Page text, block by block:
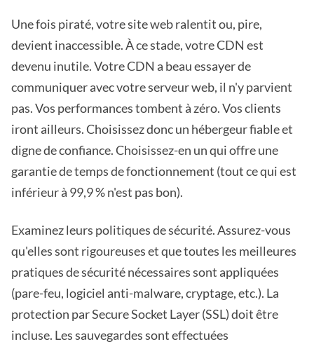
Une fois piraté, votre site web ralentit ou, pire,
devient inaccessible. À ce stade, votre CDN est
devenu inutile. Votre CDN a beau essayer de
communiquer avec votre serveur web, il n'y parvient
pas. Vos performances tombent à zéro. Vos clients
iront ailleurs. Choisissez donc un hébergeur fiable et
digne de confiance. Choisissez-en un qui offre une
garantie de temps de fonctionnement (tout ce qui est
inférieur à 99,9 % n'est pas bon).
Examinez leurs politiques de sécurité. Assurez-vous
qu'elles sont rigoureuses et que toutes les meilleures
pratiques de sécurité nécessaires sont appliquées
(pare-feu, logiciel anti-malware, cryptage, etc.). La
protection par Secure Socket Layer (SSL) doit être
incluse. Les sauvegardes sont effectuées